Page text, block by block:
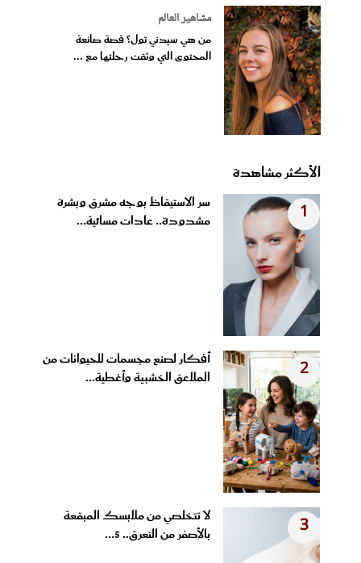
مشاهير العالم
من هي سيدني تول؟ قصة صانعة
المحتوى التي وثقت رحلتها مع ...
الأكثر مشاهدة
1
سر الاستيقاظ بوجه مشرق وبشرة
مشدودة.. عادات مسائية...
2
أفكار لصنع مجسمات للحيوانات من
الملاعق الخشبية وأغطية...
3
لا تتخلصي من ملابسك المبقعة
بالأصفر من التعرق.. 5...